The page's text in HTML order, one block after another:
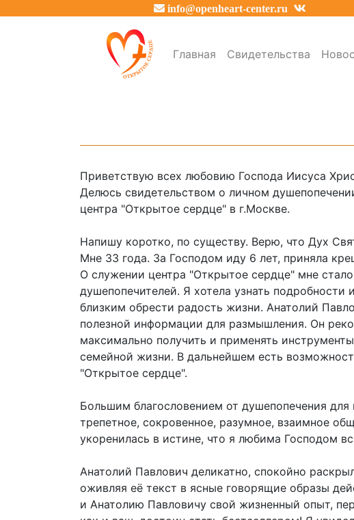
info@openheart-center.ru
Главная Свидетельства
Приветствую всех любовию Господа Иисуса
Делюсь свидетельством о личном
центра "Открытое сердце" в г.Москве.
Напишу коротко, по существу. Верю, что Дух
Мне 33 года. За Господом иду 6 лет, приняла
О служении центра "Открытое сердце" мне
душепопечителей. Я хотела узнать
близким обрести радость жизни. Анатолий
полезной информации для размышления. Он
максимально получить и применять
семейной жизни. В дальнейшем есть
"Открытое сердце".
Большим благословением от душепопечения
трепетное, сокровенное, разумное, взаимное
укоренилась в истине, что я любима Господом
Анатолий Павлович деликатно, спокойно
оживляя её текст в ясные говорящие образы
и Анатолию Павловичу свой жизненный опыт,